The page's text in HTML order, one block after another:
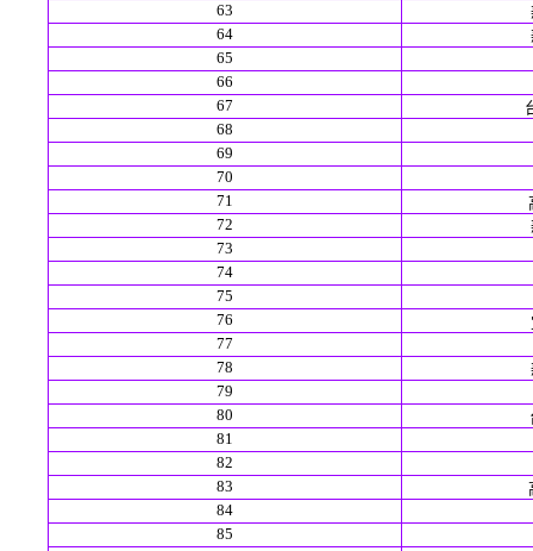
63
64
65
66
67
68
69
70
71
72
73
74
75
76
77
78
79
80
81
82
83
84
85